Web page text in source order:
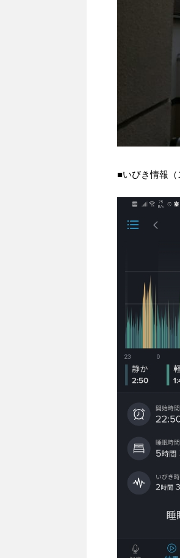
■いびき情報（